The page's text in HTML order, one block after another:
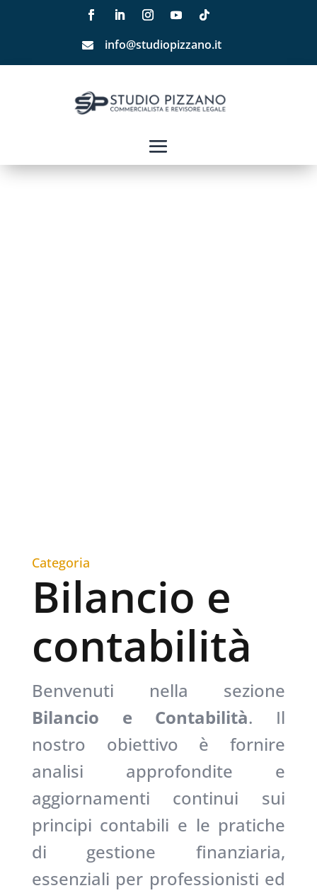
 info@studiopizzano.it
Categoria
Bilancio e
contabilità
Benvenuti nella sezione
Bilancio e Contabilità. Il
nostro obiettivo è fornire
analisi approfondite e
aggiornamenti continui sui
principi contabili e le pratiche
di gestione finanziaria,
essenziali per professionisti ed